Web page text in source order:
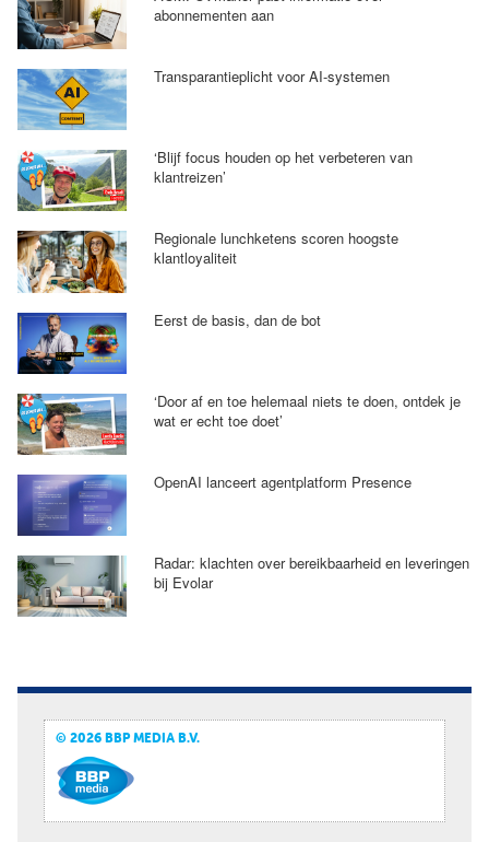
abonnementen aan
Transparantieplicht voor AI-systemen
‘Blijf focus houden op het verbeteren van
klantreizen’
Regionale lunchketens scoren hoogste
klantloyaliteit
Eerst de basis, dan de bot
‘Door af en toe helemaal niets te doen, ontdek je
wat er echt toe doet’
OpenAI lanceert agentplatform Presence
Radar: klachten over bereikbaarheid en leveringen
bij Evolar
© 2026 BBP MEDIA B.V.